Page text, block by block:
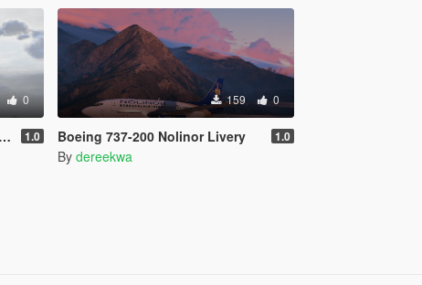
0
1.0
159 0
Boeing 737-200 Nolinor Livery 1.0
By dereekwa